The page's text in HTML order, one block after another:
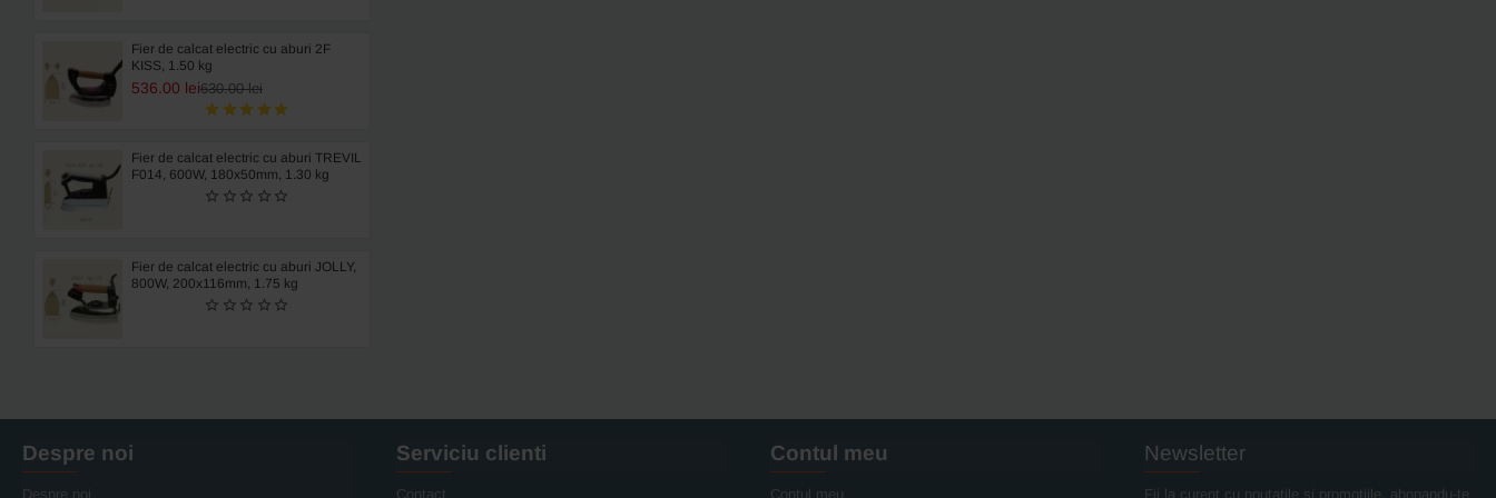
Fier de calcat electric cu aburi 2F
KISS, 1.50 kg
536.00 lei630.00 lei
Fier de calcat electric cu aburi TREVIL
F014, 600W, 180x50mm, 1.30 kg
Fier de calcat electric cu aburi JOLLY,
800W, 200x116mm, 1.75 kg
Despre noi
Despre noi
Serviciu clienti
Contact
Contul meu
Contul meu
Newsletter
Fii la curent cu noutatile si promotiile, abonandu-te